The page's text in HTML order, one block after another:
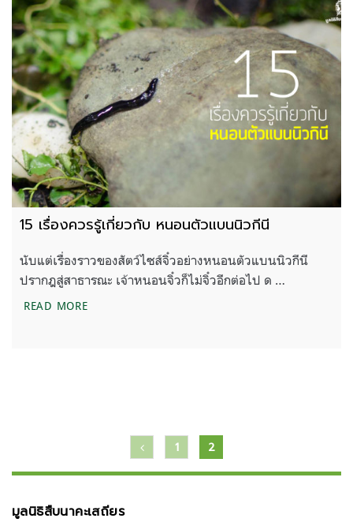
15 เรื่องควรรู้เกี่ยวกับ หนอนตัวแบนนิวกีนี
นับแต่เรื่องราวของสัตว์ไซส์จิ๋วอย่างหนอนตัวแบนนิวกีนี
ปรากฎสู่สาธารณะ เจ้าหนอนจิ๋วก็ไม่จิ๋วอีกต่อไป ด …
READ MORE15 เรื่องควรรู้เกี่ยวกับ หนอนตัวแบนนิวกีนี
เรื่อง
1 2
มูลนิธิสืบนาคะเสถียร